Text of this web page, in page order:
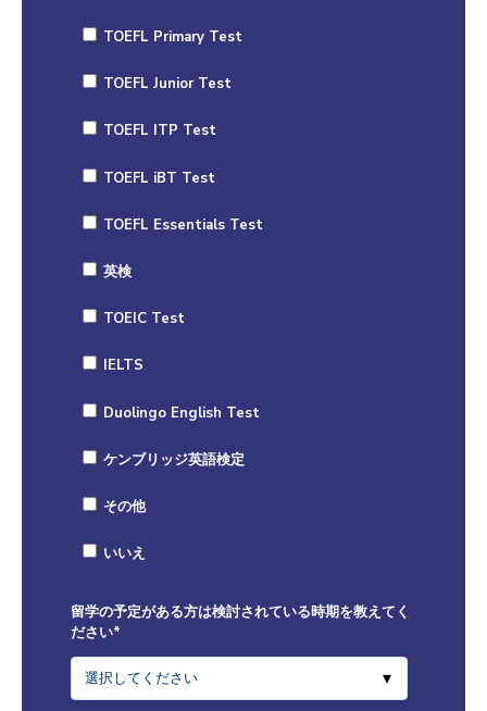
TOEFL Primary Test
TOEFL Junior Test
TOEFL ITP Test
TOEFL iBT Test
TOEFL Essentials Test
英検
TOEIC Test
IELTS
Duolingo English Test
ケンブリッジ英語検定
その他
いいえ
留学の予定がある方は検討されている時期を教えてく
ださい*